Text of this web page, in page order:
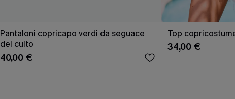
Pantaloni copricapo verdi da seguace
del culto
40,00 €
Top
34,00 €